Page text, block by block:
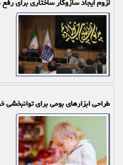
طراحی ابزارهای بومی برای توانبخشی